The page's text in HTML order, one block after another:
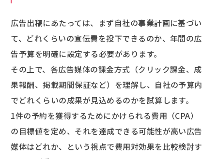
広告出稿にあたっては、まず自社の事業計画に基づい
て、どれくらいの宣伝費を投下できるのか、年間の広
告予算を明確に設定する必要があります。
その上で、各広告媒体の課金方式（クリック課金、成
果報酬、掲載期間保証など）を理解し、自社の予算内
でどれくらいの成果が見込めるのかを試算します。
1件の予約を獲得するためにかけられる費用（CPA）
の目標値を定め、それを達成できる可能性が高い広告
媒体はどれか、という視点で費用対効果を比較検討す